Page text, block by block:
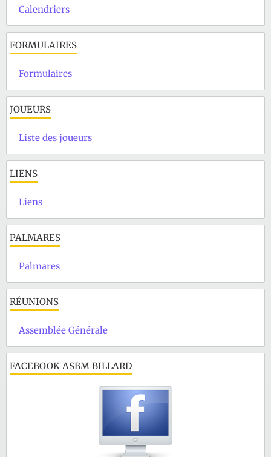
Calendriers
FORMULAIRES
Formulaires
JOUEURS
Liste des joueurs
LIENS
Liens
PALMARES
Palmares
RÉUNIONS
Assemblée Générale
FACEBOOK ASBM BILLARD